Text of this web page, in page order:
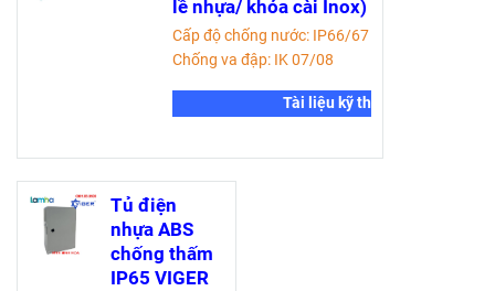
lề nhựa/ khóa cài Inox)
Cấp độ chống nước: IP66/67
Chống va đập: IK 07/08
Tài liệu kỹ thuật
Tủ điện
nhựa ABS
chống thấm
IP65 VIGER